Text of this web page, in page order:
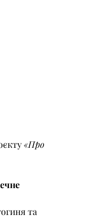
«Про
та